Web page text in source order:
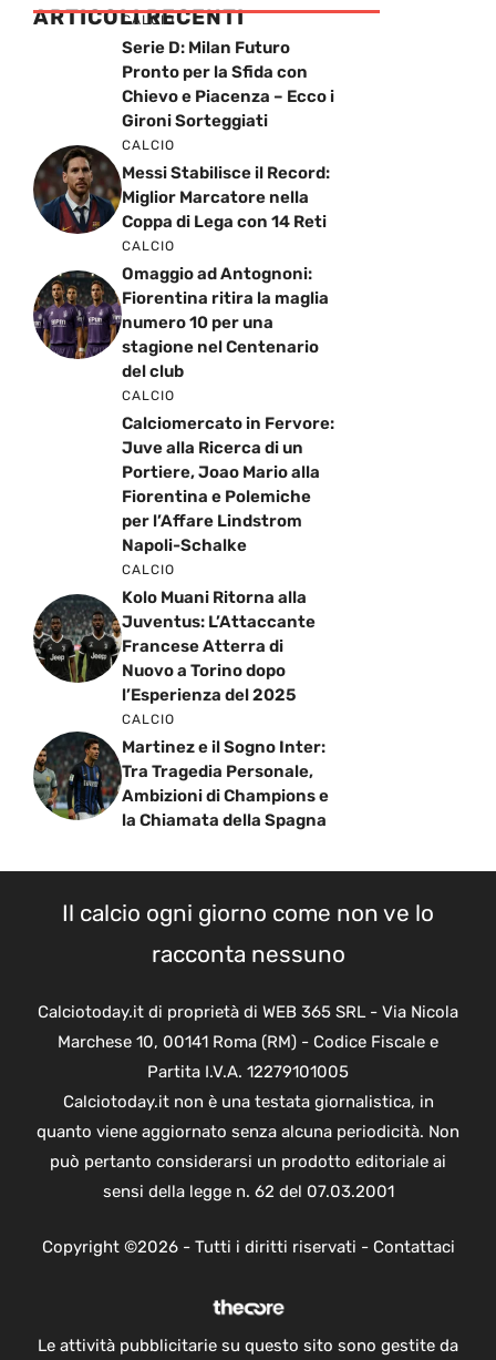
ARTICOLI RECENTI
CALCIO
Serie D: Milan Futuro
Pronto per la Sfida con
Chievo e Piacenza – Ecco i
Gironi Sorteggiati
CALCIO
Messi Stabilisce il Record:
Miglior Marcatore nella
Coppa di Lega con 14 Reti
CALCIO
Omaggio ad Antognoni:
Fiorentina ritira la maglia
numero 10 per una
stagione nel Centenario
del club
CALCIO
Calciomercato in Fervore:
Juve alla Ricerca di un
Portiere, Joao Mario alla
Fiorentina e Polemiche
per l’Affare Lindstrom
Napoli-Schalke
CALCIO
Kolo Muani Ritorna alla
Juventus: L’Attaccante
Francese Atterra di
Nuovo a Torino dopo
l’Esperienza del 2025
CALCIO
Martinez e il Sogno Inter:
Tra Tragedia Personale,
Ambizioni di Champions e
la Chiamata della Spagna
Il calcio ogni giorno come non ve lo
racconta nessuno
Calciotoday.it di proprietà di WEB 365 SRL - Via Nicola
Marchese 10, 00141 Roma (RM) - Codice Fiscale e
Partita I.V.A. 12279101005
Calciotoday.it non è una testata giornalistica, in
quanto viene aggiornato senza alcuna periodicità. Non
può pertanto considerarsi un prodotto editoriale ai
sensi della legge n. 62 del 07.03.2001
Copyright ©2026 - Tutti i diritti riservati - Contattaci
Le attività pubblicitarie su questo sito sono gestite da